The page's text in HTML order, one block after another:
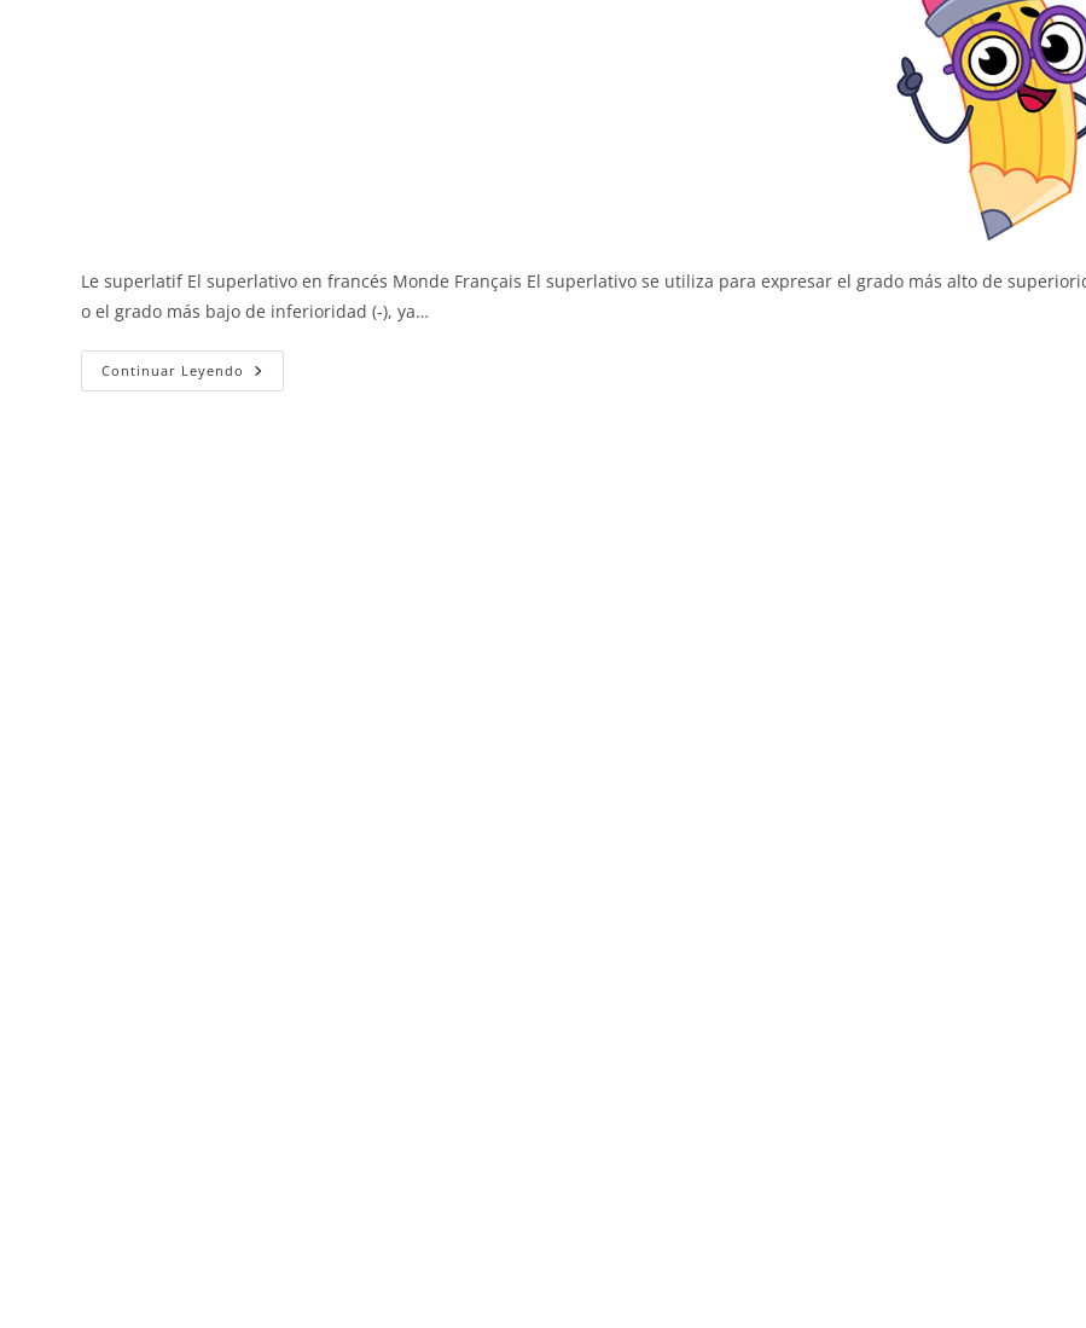
Le superlatif El superlativo en francés Monde Français El superlativo se utiliza para expresar el grado más alto de
o el grado más bajo de inferioridad (-), ya…
Continuar Leyendo El
Superlativo